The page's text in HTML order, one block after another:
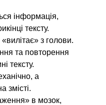
інформація,
тексту.
з голови.
та повторення
тексту.
а
змісті.
в мозок,